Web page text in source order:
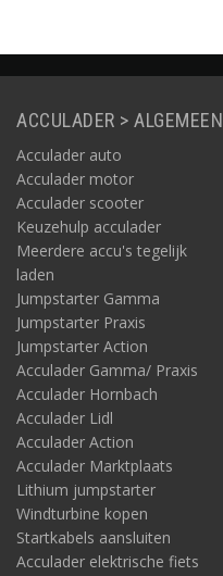
ACCULADER > ALGEMEEN
Acculader auto
Acculader motor
Acculader scooter
Keuzehulp acculader
Meerdere accu's tegelijk
laden
Jumpstarter Gamma
Jumpstarter Praxis
Jumpstarter Action
Acculader Gamma/ Praxis
Acculader Hornbach
Acculader Lidl
Acculader Action
Acculader Marktplaats
Lithium jumpstarter
Windturbine kopen
Startkabels aansluiten
Acculader elektrische fiets